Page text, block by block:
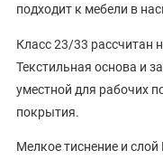
подходит к мебели в
Класс 23/33 рассчитан
Текстильная основа и
уместной для рабочих
покрытия.
Мелкое тиснение и